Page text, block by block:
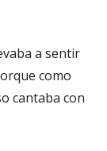
a sentir
como
cantaba con